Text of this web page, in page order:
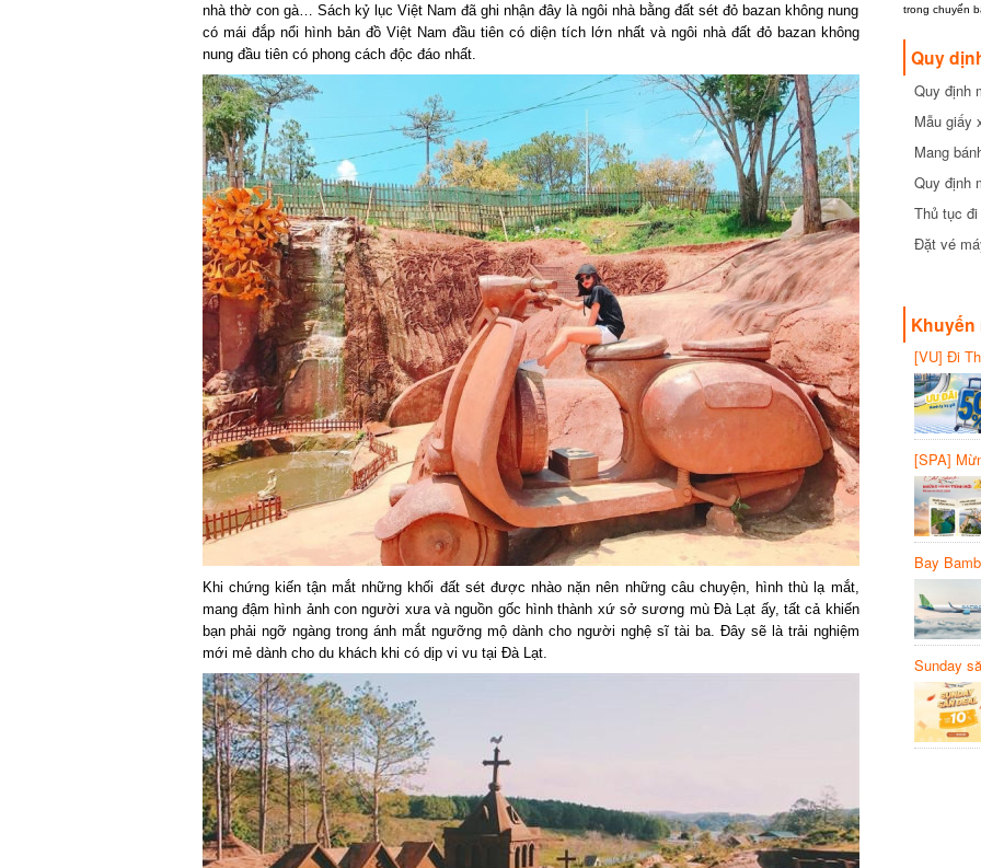
nhà thờ con gà… Sách kỷ lục Việt Nam đã ghi nhận đây là ngôi nhà bằng đất sét đỏ bazan không nung
có mái đắp nổi hình bản đồ Việt Nam đầu tiên có diện tích lớn nhất và ngôi nhà đất đỏ bazan không
nung đầu tiên có phong cách độc đáo nhất.
Khi chứng kiến tận mắt những khối đất sét được nhào nặn nên những câu chuyện, hình thù lạ mắt,
mang đậm hình ảnh con người xưa và nguồn gốc hình thành xứ sở sương mù Đà Lạt ấy, tất cả khiến
bạn phải ngỡ ngàng trong ánh mắt ngưỡng mộ dành cho người nghệ sĩ tài ba. Đây sẽ là trải nghiệm
mới mẻ dành cho du khách khi có dịp vi vu tại Đà Lạt.
trong chuyến
Quy
Quy định
cần biết
Mẫu giấy
Mang
Quy định
Thủ tục
Đặt vé
Khuyến
[VU] Đi
giảm 50%
[SPA]
20%
Bay
Sunday